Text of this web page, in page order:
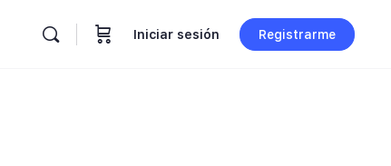
Iniciar sesión Registrarme